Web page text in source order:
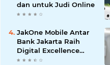
dan untuk Judi Online
JakOne Mobile Antar
Bank Jakarta Raih
Digital Excellence
Awards 2026